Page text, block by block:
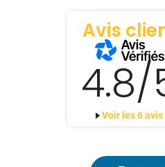
Avis
4.8/
Voir les 6 avis